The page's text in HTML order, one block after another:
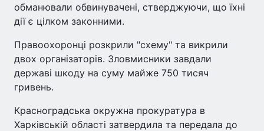
обманювали обвинувачені, стверджуючи, що їхні
дії є цілком законними.
Правоохоронці розкрили "схему" та викрили
двох організаторів. Зловмисники завдали
державі шкоду на суму майже 750 тисяч
гривень.
Красноградська окружна прокуратура в
Харківській області затвердила та передала до